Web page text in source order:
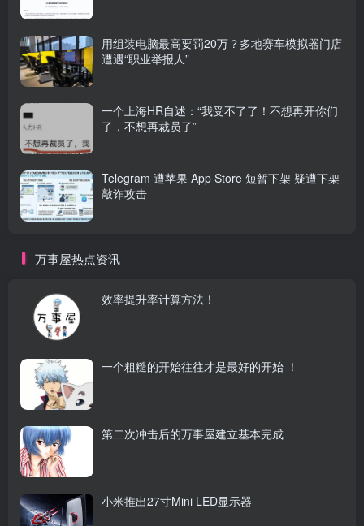
用组装电脑最高要罚20万？多地赛车模拟器门店
遭遇“职业举报人”
一个上海HR自述：“我受不了了！不想再开你们
了，不想再裁员了”
Telegram 遭苹果 App Store 短暂下架 疑遭下架
敲诈攻击
万事屋热点资讯
效率提升率计算方法！
一个粗糙的开始往往才是最好的开始 ！
第二次冲击后的万事屋建立基本完成
小米推出27寸Mini LED显示器